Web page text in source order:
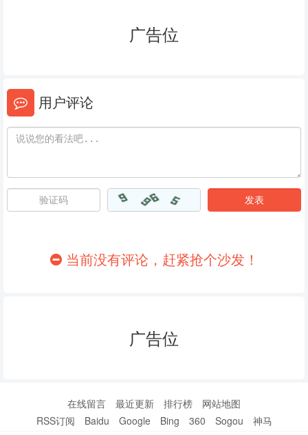
广告位
用户评论
当前没有评论，赶紧抢个沙发！
广告位
在线留言 最近更新 排行榜
网站地图
RSS订阅
Baidu Google Bing 360 Sogou 神马